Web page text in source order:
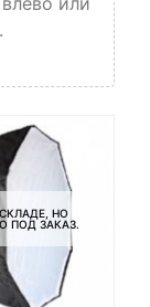
НО
ПОД ЗАКАЗ.